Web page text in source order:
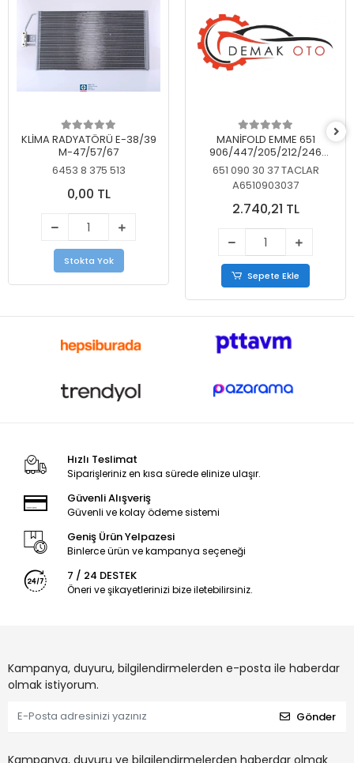
KLİMA RADYATÖRÜ E-38/39
M-47/57/67
6453 8 375 513
0,00 TL
Stokta Yok
MANİFOLD EMME 651
906/447/205/212/246
KELEBEKSİZ
651 090 30 37 TACLAR
A6510903037
2.740,21 TL
Sepete Ekle
Hızlı Teslimat
Siparişleriniz en kısa sürede elinize ulaşır.
Güvenli Alışveriş
Güvenli ve kolay ödeme sistemi
Geniş Ürün Yelpazesi
Binlerce ürün ve kampanya seçeneği
7 / 24 DESTEK
Öneri ve şikayetlerinizi bize iletebilirsiniz.
Kampanya, duyuru, bilgilendirmelerden e-posta ile haberdar
olmak istiyorum.
Gönder
Kampanya, duyuru ve bilgilendirmelerden haberdar olmak